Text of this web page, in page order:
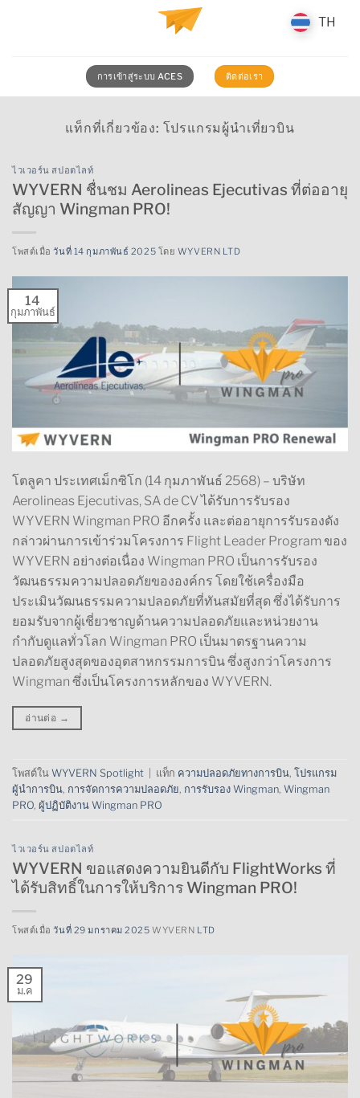
การเข้าสู่ระบบ ACES ติดต่อเรา
แท็กที่เกี่ยวข้อง: โปรแกรมผู้นำเที่ยวบิน
ไวเวอร์น สปอตไลท์
WYVERN ชื่นชม Aerolineas Ejecutivas ที่ต่ออายุ
สัญญา Wingman PRO!
โพสต์เมื่อวันที่ 14 กุมภาพันธ์ 2025 โดย WYVERN LTD
14
กุมภาพันธ์
โตลูคา ประเทศเม็กซิโก (14 กุมภาพันธ์ 2568) – บริษัท
Aerolineas Ejecutivas, SA de CV ได้รับการรับรอง
WYVERN Wingman PRO อีกครั้ง และต่ออายุการรับรองดัง
กล่าวผ่านการเข้าร่วมโครงการ Flight Leader Program ของ
WYVERN อย่างต่อเนื่อง Wingman PRO เป็นการรับรอง
วัฒนธรรมความปลอดภัยขององค์กร โดยใช้เครื่องมือ
ประเมินวัฒนธรรมความปลอดภัยที่ทันสมัยที่สุด ซึ่งได้รับการ
ยอมรับจากผู้เชี่ยวชาญด้านความปลอดภัยและหน่วยงาน
กำกับดูแลทั่วโลก Wingman PRO เป็นมาตรฐานความ
ปลอดภัยสูงสุดของอุตสาหกรรมการบิน ซึ่งสูงกว่าโครงการ
Wingman ซึ่งเป็นโครงการหลักของ WYVERN.
อ่านต่อ →
โพสต์ใน WYVERN Spotlight แท็ก ความปลอดภัยทางการบิน, โปรแกรม
ผู้นำการบิน, การจัดการความปลอดภัย, การรับรอง Wingman, Wingman
PRO, ผู้ปฏิบัติงาน Wingman PRO
ไวเวอร์น สปอตไลท์
WYVERN ขอแสดงความยินดีกับ FlightWorks ที่
ได้รับสิทธิ์ในการให้บริการ Wingman PRO!
โพสต์เมื่อวันที่ 29 มกราคม 2025 WYVERN LTD
29
ม.ค
TH
TH